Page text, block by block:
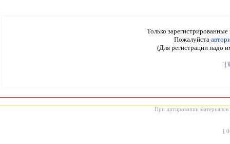
Только
Пожалуйста
(Для регистрации надо
[
При цитировании материалов
[